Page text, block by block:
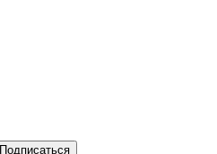
Подписаться